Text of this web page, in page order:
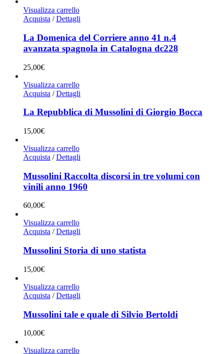
Visualizza carrello
Acquista / Dettagli
La Domenica del Corriere anno 41 n.4
avanzata spagnola in Catalogna dc228
25,00€
Visualizza carrello
Acquista / Dettagli
La Repubblica di Mussolini di Giorgio Bocca
15,00€
Visualizza carrello
Acquista / Dettagli
Mussolini Raccolta discorsi in tre volumi con
vinili anno 1960
60,00€
Visualizza carrello
Acquista / Dettagli
Mussolini Storia di uno statista
15,00€
Visualizza carrello
Acquista / Dettagli
Mussolini tale e quale di Silvio Bertoldi
10,00€
Visualizza carrello